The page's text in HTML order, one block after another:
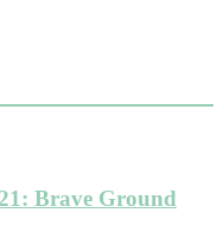
Brave Ground